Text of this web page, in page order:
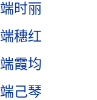
端时丽
端穗红
端霞均
端己琴